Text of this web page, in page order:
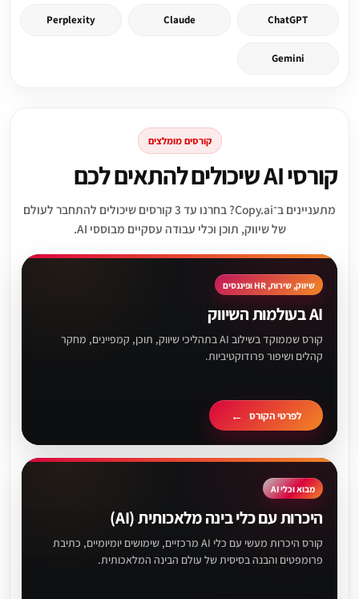
ChatGPT
Claude
Perplexity
Gemini
קורסים מומלצים
קורסי AI שיכולים להתאים לכם
מתעניינים ב־Copy.ai? בחרנו עד 3 קורסים שיכולים להתחבר לעולם
של שיווק, תוכן וכלי עבודה עסקיים מבוססי AI.
שיווק, שירות, HR ופיננסים
AI בעולמות השיווק
קורס שממוקד בשילוב AI בתהליכי שיווק, תוכן, קמפיינים, מחקר
קהלים ושיפור פרודוקטיביות.
לפרטי הקורס
מבוא וכלי AI
היכרות עם כלי בינה מלאכותית (AI)
קורס היכרות מעשי עם כלי AI מרכזיים, שימושים יומיומיים, כתיבת
פרומפטים והבנה בסיסית של עולם הבינה המלאכותית.